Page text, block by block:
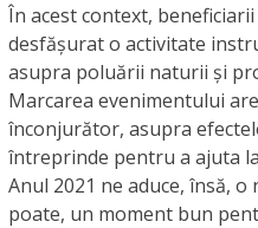
În acest context,
desfășurat o activitate
asupra poluării naturii și
Marcarea evenimentului
înconjurător, asupra
întreprinde pentru a ajuta
Anul 2021 ne aduce, însă,
poate, un moment bun